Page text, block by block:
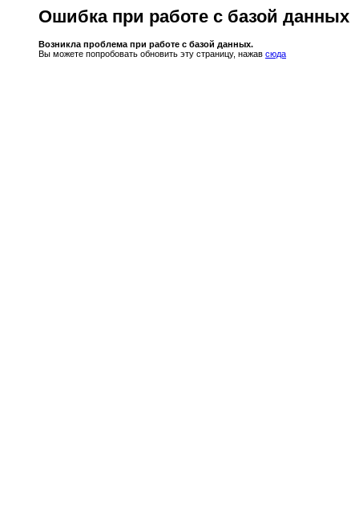
Ошибка при работе с базой данных
Возникла проблема при работе с базой данных.
Вы можете попробовать обновить эту страницу, нажав сюда